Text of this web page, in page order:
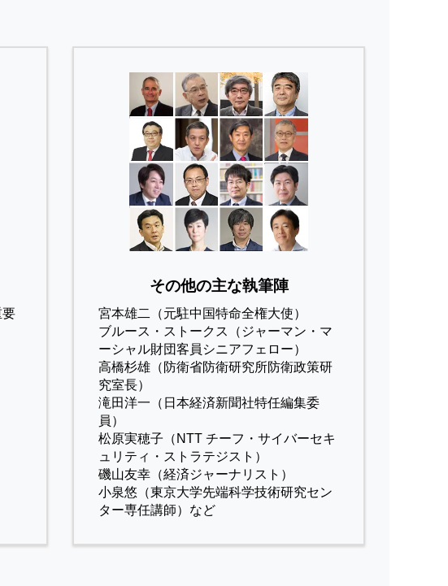
要
その他の主な執筆陣
宮本雄二（元駐中国特命全権大使）
ブルース・ストークス（ジャーマン・マ
ーシャル財団客員シニアフェロー）
高橋杉雄（防衛省防衛研究所防衛政策研
究室長）
滝田洋一（日本経済新聞社特任編集委
員）
松原実穂子（NTT チーフ・サイバーセキ
ュリティ・ストラテジスト）
磯山友幸（経済ジャーナリスト）
小泉悠（東京大学先端科学技術研究セン
ター専任講師）など